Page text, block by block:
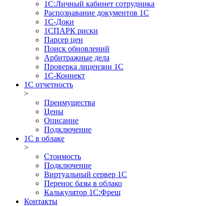
1С:Личный кабинет сотрудника
Распознавание документов 1С
1С-Доки
1CПАРК риски
Парсер цен
Поиск обновлений
Арбитражные дела
Проверка лицензии 1С
1С-Коннект
1C отчетность
>
Преимущества
Цены
Описание
Подключение
1С в облаке
>
Стоимость
Подключение
Виртуальный сервер 1С
Перенос базы в облако
Калькулятор 1С:Фреш
Контакты